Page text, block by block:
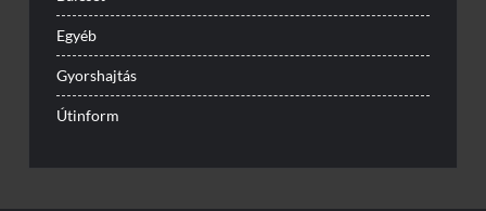
Egyéb
Gyorshajtás
Útinform